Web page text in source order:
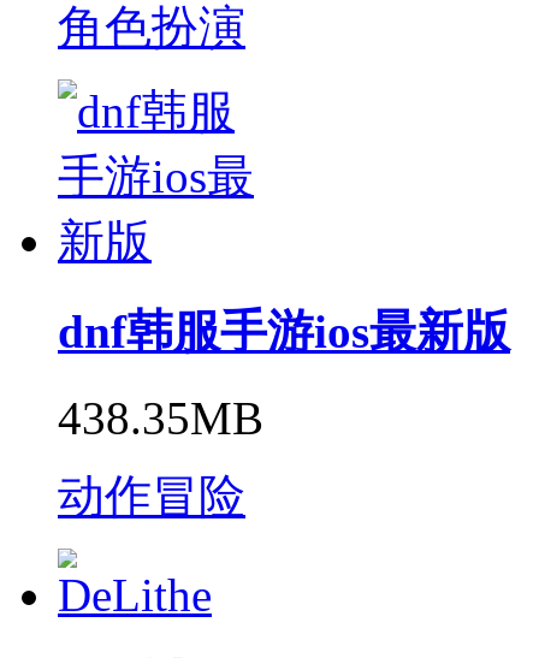
角色扮演
dnf韩服手游ios最新版
438.35MB
动作冒险